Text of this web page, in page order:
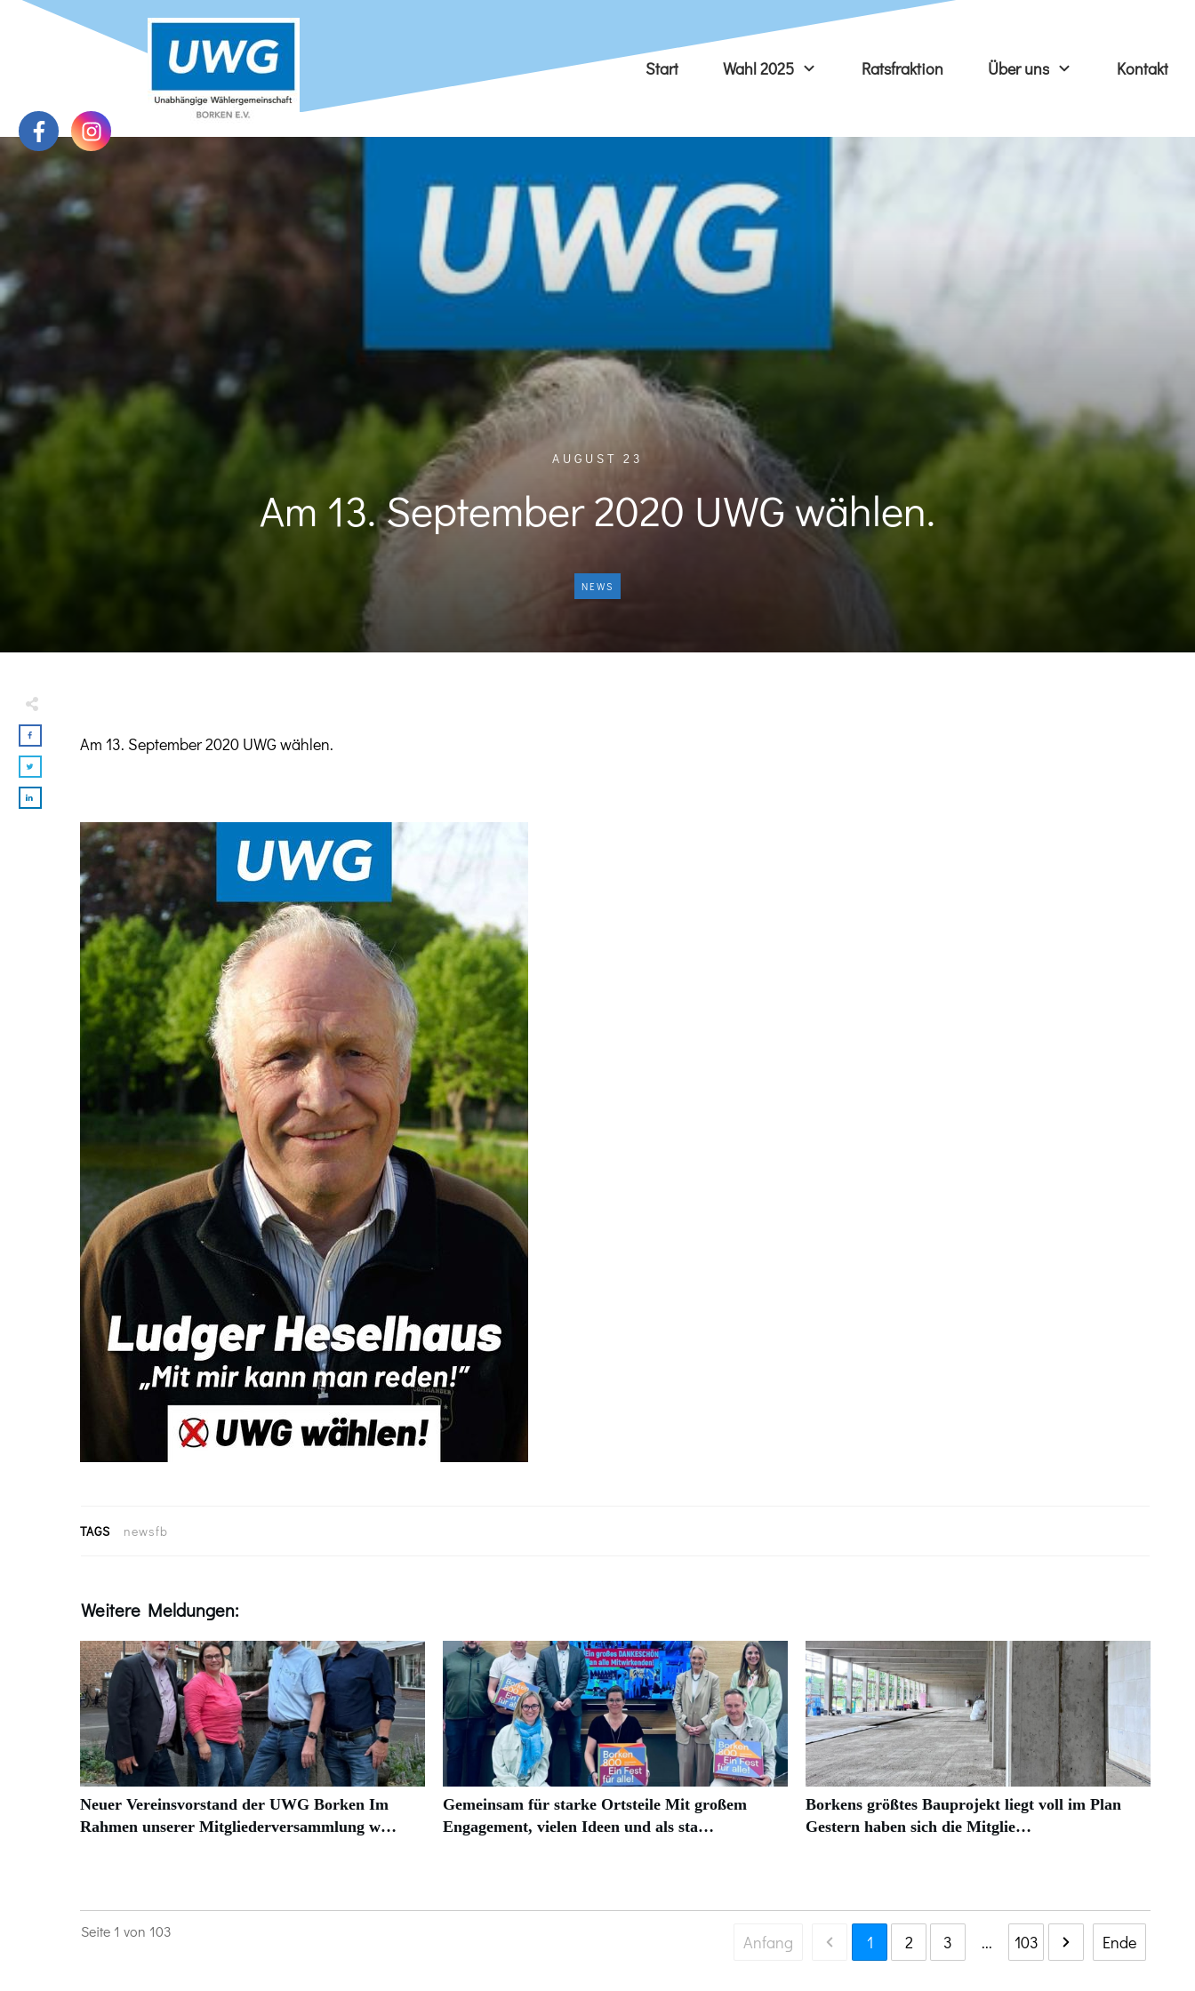
Start Wahl 2025 Ratsfraktion Über uns Kontakt
AUGUST 23
Am 13. September 2020 UWG wählen.
NEWS
Am 13. September 2020 UWG wählen.
TAGS newsfb
Weitere Meldungen:
Neuer Vereinsvorstand der UWG Borken Im
Rahmen unserer Mitgliederversammlung w…
Gemeinsam für starke Ortsteile Mit großem
Engagement, vielen Ideen und als sta…
Borkens größtes Bauprojekt liegt voll im Plan
Gestern haben sich die Mitglie…
Seite 1 von 103 Anfang 1 2 3 ... 103 Ende